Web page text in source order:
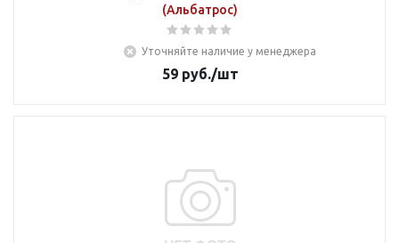
(Альбатрос)
Уточняйте наличие у менеджера
59руб./шт